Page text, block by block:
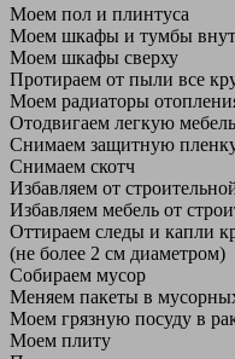
Моем пол и плинтуса
Моем шкафы и тумбы
Моем шкафы сверху
Протираем от пыли все
Моем радиаторы
Отодвигаем легкую
Снимаем защитную
Снимаем скотч
Избавляем от
Избавляем мебель от
Оттираем следы и капли
(не более 2 см диаметром)
Собираем мусор
Меняем пакеты в
Моем грязную посуду в
Моем плиту